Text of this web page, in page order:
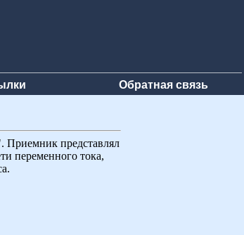
Обратная связь
представлял
переменного тока,